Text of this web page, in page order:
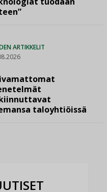
ARTIKKELIT
taloyhtiöissä